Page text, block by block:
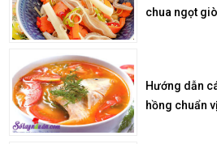
chua ngọt
Hướng dẫn
hồng chuẩn